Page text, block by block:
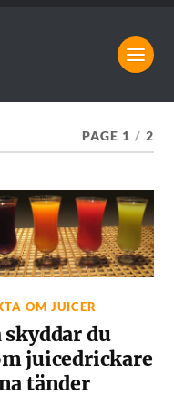
PAGE 1 / 2
OM JUICER
skyddar du
juicedrickare
tänder